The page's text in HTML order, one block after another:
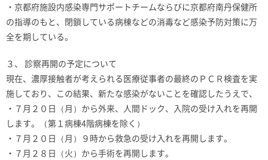
・京都府施設内感染専門サポートチームならびに京都府南丹保健所
の指導のもと、閉鎖している病棟などの消毒など感染予防対策に万
全を期している。
３、 診察再開の予定について
現在、濃厚接触者が考えられる医療従事者の最終のＰＣＲ検査を実
施しており、この結果、新たな感染がないことを確認したうえで、
・７月２０日（月）から外来、人間ドック、入院の受け入れを再開
します。（第１病棟4階病棟を除く）
・７月２０日（月）９時から救急の受け入れを再開します。
・７月２８日（火）から手術を再開します。